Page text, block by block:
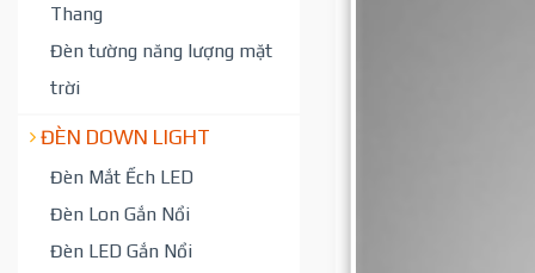
Thang
Đèn tường năng lượng mặt
trời
ĐÈN DOWN LIGHT
Đèn Mắt Ếch LED
Đèn Lon Gắn Nổi
Đèn LED Gắn Nổi